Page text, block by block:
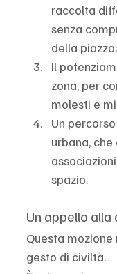
raccolta
senza
della piazza;
Il
zona, per
molesti e
Un
urbana,
spazio.
Un appello
Questa mozione
gesto di civiltà.